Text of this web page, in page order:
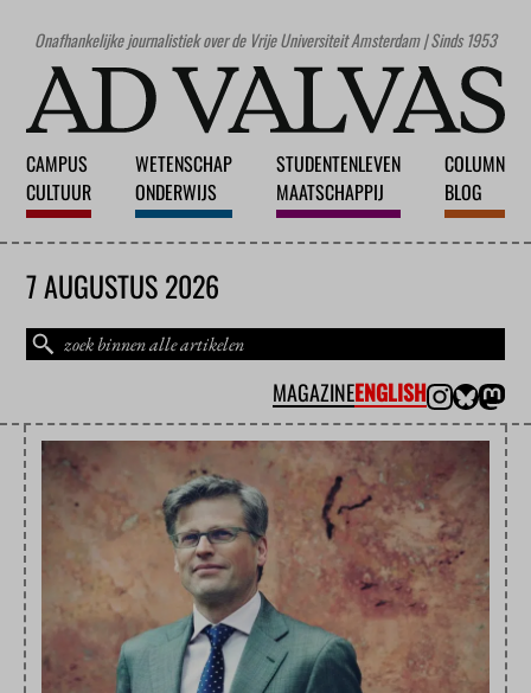
Onafhankelijke journalistiek over de Vrije Universiteit Amsterdam | Sinds 1953
CAMPUS
CULTUUR
WETENSCHAP
ONDERWIJS
STUDENTENLEVEN
MAATSCHAPPIJ
COLUMN
BLOG
7 AUGUSTUS 2026
MAGAZINEENGLISH